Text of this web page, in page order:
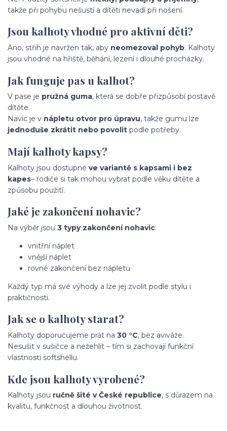
takže při pohybu nešustí a dítěti nevadí při nošení.
Jsou kalhoty vhodné pro aktivní děti?
Ano, střih je navržen tak, aby neomezoval pohyb. Kalhoty
jsou vhodné na hřiště, běhání, lezení i dlouhé procházky.
Jak funguje pas u kalhot?
V pase je pružná guma, která se dobře přizpůsobí postavě
dítěte.
Navíc je v nápletu otvor pro úpravu, takže gumu lze
jednoduše zkrátit nebo povolit podle potřeby.
Mají kalhoty kapsy?
Kalhoty jsou dostupné ve variantě s kapsami i bez
kapes– rodiče si tak mohou vybrat podle věku dítěte a
způsobu použití.
Jaké je zakončení nohavic?
Na výběr jsou 3 typy zakončení nohavic:
vnitřní náplet
vnější náplet
rovné zakončení bez nápletu
Každý typ má své výhody a lze jej zvolit podle stylu i
praktičnosti.
Jak se o kalhoty starat?
Kalhoty doporučujeme prát na 30 °C, bez aviváže.
Nesušit v sušičce a nežehlit – tím si zachovají funkční
vlastnosti softshellu.
Kde jsou kalhoty vyrobené?
Kalhoty jsou ručně šité v České republice, s důrazem na
kvalitu, funkčnost a dlouhou životnost.